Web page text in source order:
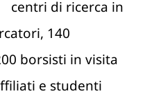
centri di ricerca in
140
borsisti in visita
e studenti